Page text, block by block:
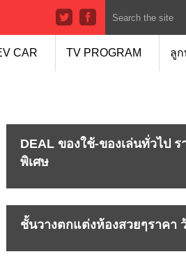
CAR TV PROGRAM ลูก
DEAL ของใช้-ของเล่นทั่วไป ร
พิเศษ
ชั้นวางตกแต่งห้องสวยๆราคา